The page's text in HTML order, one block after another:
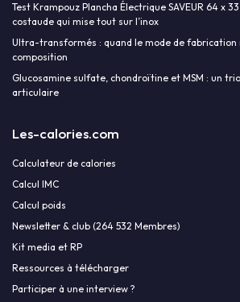
Test Krampouz Plancha Électrique SAVEUR 64 x
costaude qui mise tout sur l’inox
Ultra-transformés : quand le mode de fabrication
composition
Glucosamine sulfate, chondroïtine et MSM : un
articulaire
Les-calories.com
Calculateur de calories
Calcul IMC
Calcul poids
Newsletter & club (264 532 Membres)
Kit media et RP
Ressources à télécharger
Participer à une interview ?